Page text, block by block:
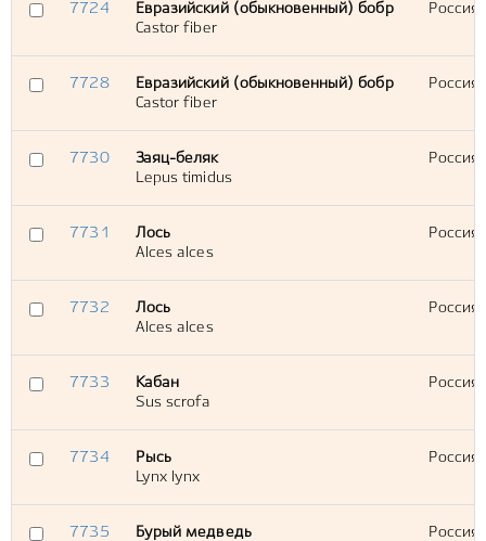
7724
Евразийский (обыкновенный) бобр
Castor fiber
7728
Евразийский (обыкновенный) бобр
Castor fiber
7730
Заяц-беляк
Lepus timidus
7731
Лось
Alces alces
7732
Лось
Alces alces
7733
Кабан
Sus scrofa
7734
Рысь
Lynx lynx
7735
Бурый медведь